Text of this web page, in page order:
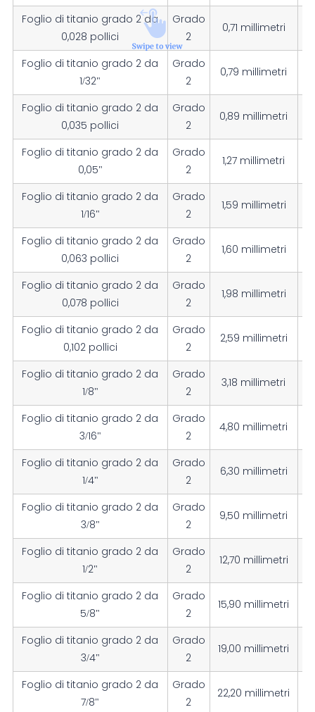
Foglio di titanio grado 2 da
0,028 pollici
Grado
2
0,71 millimetri
Foglio di titanio grado 2 da
1/32"
Grado
2
0,79 millimetri
Foglio di titanio grado 2 da
0,035 pollici
Grado
2
0,89 millimetri
Foglio di titanio grado 2 da
0,05"
Grado
2
1,27 millimetri
Foglio di titanio grado 2 da
1/16"
Grado
2
1,59 millimetri
Foglio di titanio grado 2 da
0,063 pollici
Grado
2
1,60 millimetri
Foglio di titanio grado 2 da
0,078 pollici
Grado
2
1,98 millimetri
Foglio di titanio grado 2 da
0,102 pollici
Grado
2
2,59 millimetri
Foglio di titanio grado 2 da
1/8"
Grado
2
3,18 millimetri
Foglio di titanio grado 2 da
3/16"
Grado
2
4,80 millimetri
Foglio di titanio grado 2 da
1/4"
Grado
2
6,30 millimetri
Foglio di titanio grado 2 da
3/8"
Grado
2
9,50 millimetri
Foglio di titanio grado 2 da
1/2"
Grado
2
12,70 millimetri
Foglio di titanio grado 2 da
5/8"
Grado
2
15,90 millimetri
Foglio di titanio grado 2 da
3/4"
Grado
2
19,00 millimetri
Foglio di titanio grado 2 da
7/8"
Grado
2
22,20 millimetri